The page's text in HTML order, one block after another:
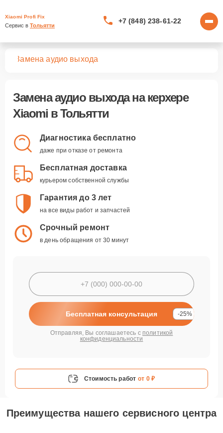
Xiaomi Profi Fix
Сервис в Тольятти
+7 (848) 238-61-22
Замена аудио выхода
Замена аудио выходана керхере
Xiaomi в Тольятти
Диагностика бесплатно
даже при отказе от ремонта
Бесплатная доставка
курьером собственной службы
Гарантия до 3 лет
на все виды работ и запчастей
Срочный ремонт
в день обращения от 30 минут
Бесплатная консультация -25%
Отправляя, Вы соглашаетесь с политикой
конфиденциальности
Стоимость работ от 0 ₽
Преимущества нашего сервисного центра